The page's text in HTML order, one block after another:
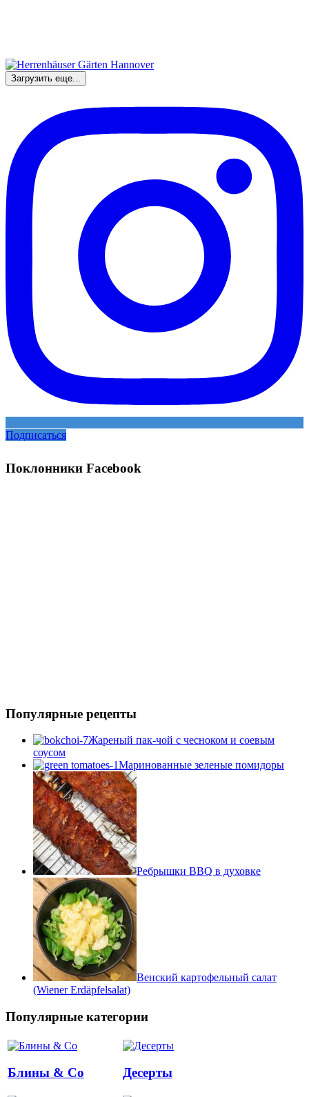
Загрузить еще...
Подписаться
Поклонники Facebook
Популярные рецепты
Жареный пак-чой с чесноком и соевым
соусом
Маринованные зеленые помидоры
Ребрышки BBQ в духовке
Венский картофельный салат
(Wiener Erdäpfelsalat)
Популярные категории
Блины & Co Десерты